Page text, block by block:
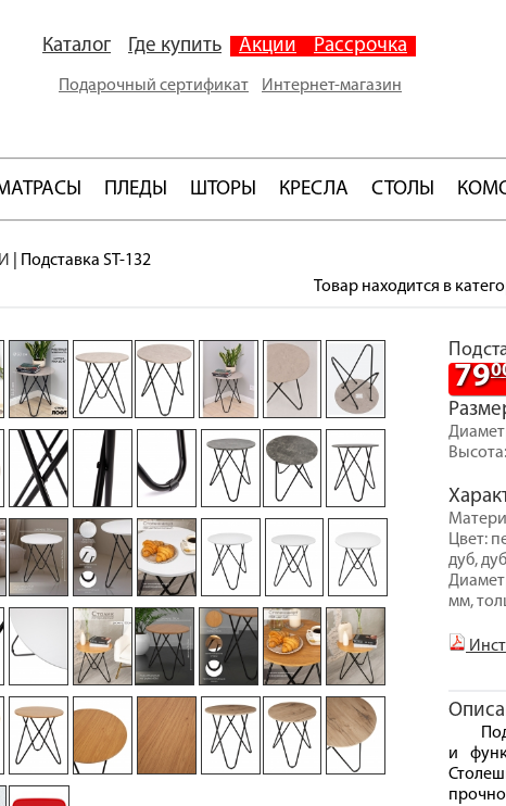
Каталог Где купить Акции Рассрочка
Подарочный сертификат Интернет-магазин
ПЛЕДЫ ШТОРЫ КРЕСЛА СТОЛЫ
Подставка ST-132
Товар находится в
79
Цвет:
дуб,
мм,
и